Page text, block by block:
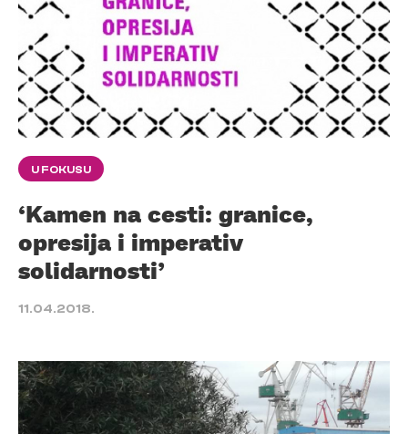
U FOKUSU
‘Kamen na cesti: granice,
opresija i imperativ
solidarnosti’
11.04.2018.